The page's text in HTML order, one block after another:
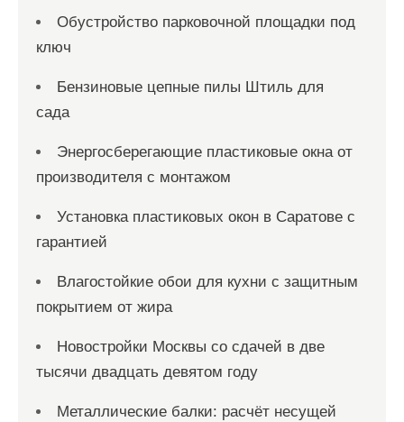
Обустройство парковочной площадки под
ключ
Бензиновые цепные пилы Штиль для
сада
Энергосберегающие пластиковые окна от
производителя с монтажом
Установка пластиковых окон в Саратове с
гарантией
Влагостойкие обои для кухни с защитным
покрытием от жира
Новостройки Москвы со сдачей в две
тысячи двадцать девятом году
Металлические балки: расчёт несущей